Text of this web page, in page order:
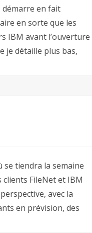
démarre en fait
en sorte que les
IBM avant l’ouverture
je détaille plus bas,
tiendra la semaine
FileNet et IBM
avec la
en prévision, des